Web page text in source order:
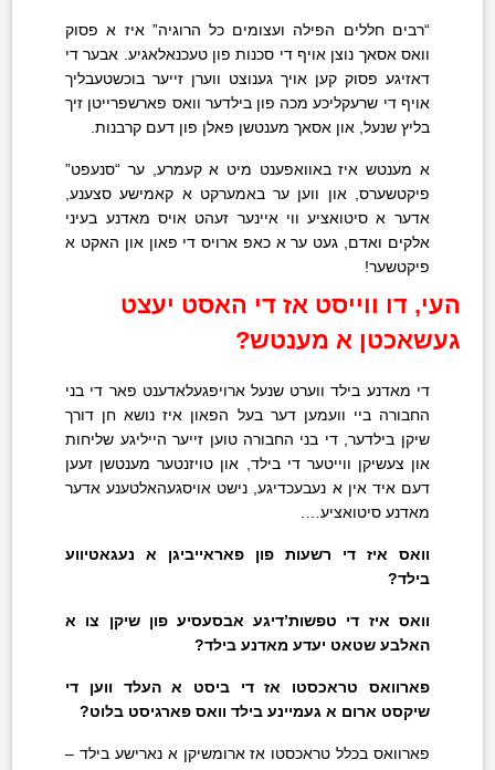
“רבים חללים הפילה ועצומים כל הרוגיה” איז א פסוק
וואס אסאך נוצן אויף די סכנות פון טעכנאלאגיע. אבער די
דאזיגע פסוק קען אויך גענוצט ווערן זייער בוכשטעבליך
אויף די שרעקליכע מכה פון בילדער וואס פארשפרייטן זיך
בליץ שנעל, און אסאך מענטשן פאלן פון דעם קרבנות.
א מענטש איז באוואפענט מיט א קעמרע, ער “סנעפט”
פיקטשערס, און ווען ער באמערקט א קאמישע סצענע,
אדער א סיטואציע ווי איינער זעהט אויס מאדנע בעיני
אלקים ואדם, געט ער א כאפ ארויס די פאון און האקט א
פיקטשער!
העי, דו ווייסט אז די האסט יעצט
געשאכטן א מענטש?
די מאדנע בילד ווערט שנעל ארויפגעלאדענט פאר די בני
החבורה ביי וועמען דער בעל הפאון איז נושא חן דורך
שיקן בילדער, די בני החבורה טוען זייער הייליגע שליחות
און צעשיקן ווייטער די בילד, און טויזנטער מענטשן זעען
דעם איד אין א נעבעכדיגע, נישט אויסגעהאלטענע אדער
מאדנע סיטואציע….
וואס איז די רשעות פון פאראייביגן א נעגאטיווע
בילד?
וואס איז די טפשות’דיגע אבסעסיע פון שיקן צו א
האלבע שטאט יעדע מאדנע בילד?
פארוואס טראכסטו אז די ביסט א העלד ווען די
שיקסט ארום א געמיינע בילד וואס פארגיסט בלוט?
פארוואס בכלל טראכסטו אז ארומשיקן א נארישע בילד –